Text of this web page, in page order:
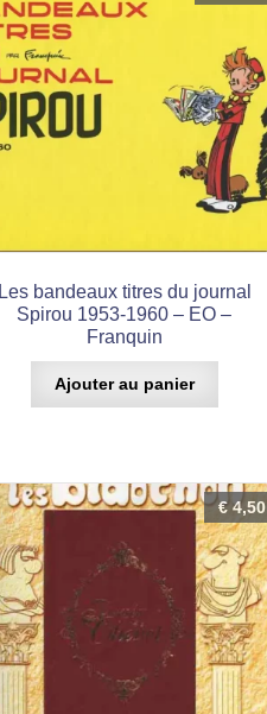
Les bandeaux titres du journal
Spirou 1953-1960 – EO –
Franquin
Ajouter au panier
€4,50